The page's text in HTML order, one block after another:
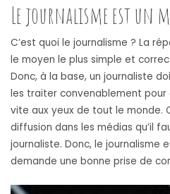
Le journalisme est un
C’est quoi le journalisme ? La
le moyen le plus simple et
Donc, à la base, un journaliste
les traiter convenablement pour
vite aux yeux de tout le monde.
diffusion dans les médias qu’il
journaliste. Donc, le journalisme
demande une bonne prise de